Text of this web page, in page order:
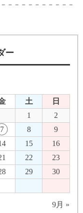
－－－－－－－－－－
ー
土
日
1
2
7 8
9
15
16
22
23
29
30
9月 »